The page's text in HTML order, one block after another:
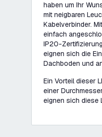
haben um Ihr
mit neigbaren
Kabelverbinder.
einfach
IP20-
eignen sich die
Dachboden und
Ein Vorteil dieser
einer
eignen sich diese